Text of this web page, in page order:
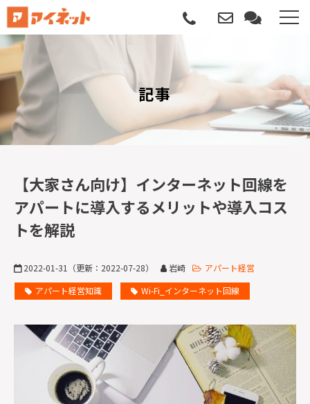
選ばれる理由
導入について
サポートについて
記事
サービス説明動画
監修者一覧
記事
【大家さん向け】インターネット回線を
アパートに導入するメリットや導入コス
トを解説
2022-01-31 （更新： 2022-07-28） 岩崎
アパート経営
アパート経営知識
Wi-Fi_インターネット回線